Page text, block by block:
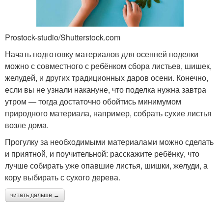
Prostock-studio/Shutterstock.com
Начать подготовку материалов для осенней поделки
можно с совместного с ребёнком сбора листьев, шишек,
желудей, и других традиционных даров осени. Конечно,
если вы не узнали накануне, что поделка нужна завтра
утром — тогда достаточно обойтись минимумом
природного материала, например, собрать сухие листья
возле дома.
Прогулку за необходимыми материалами можно сделать
и приятной, и поучительной: расскажите ребёнку, что
лучше собирать уже опавшие листья, шишки, желуди, а
кору выбирать с сухого дерева.
читать дальше →